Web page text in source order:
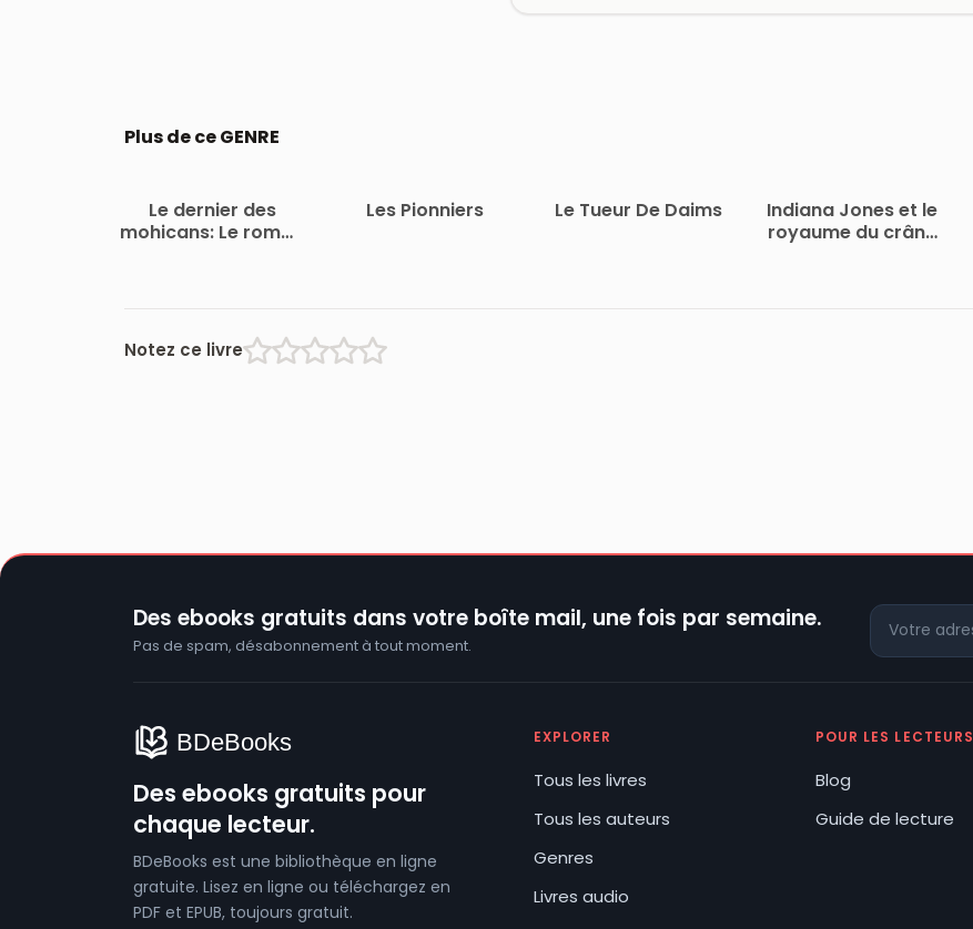
Plus de ce GENRE
Le dernier des
mohicans: Le roman
Les Pionniers Le Tueur De Daims
Indiana Jones et le
royaume du crâne
Notez ce livre
Des ebooks gratuits dans votre boîte mail, une fois par semaine.
Pas de spam, désabonnement à tout moment.
Des ebooks gratuits pour
chaque lecteur.
BDeBooks est une bibliothèque en ligne
gratuite. Lisez en ligne ou téléchargez en
PDF et EPUB, toujours gratuit.
EXPLORER
Tous les livres
Tous les auteurs
Genres
Livres audio
POUR LES LECTEURS
Blog
Guide de lecture